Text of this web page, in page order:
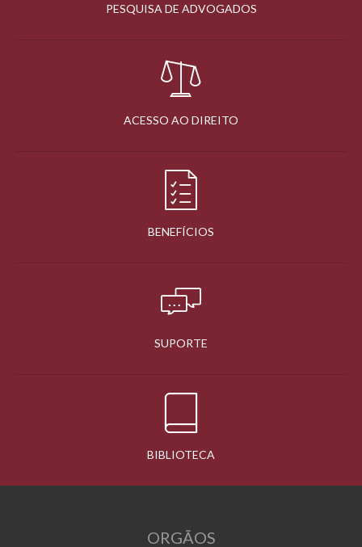
PESQUISA DE ADVOGADOS
ACESSO AO DIREITO
BENEFÍCIOS
SUPORTE
BIBLIOTECA
ORGÃOS